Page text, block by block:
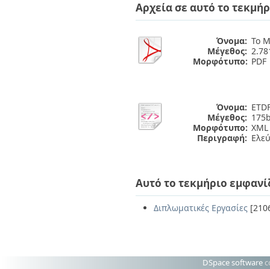
Αρχεία σε αυτό το
Όνομα: Το
Μέγεθος:
Μορφότυπο: PDF
Όνομα:
Μέγεθος:
Μορφότυπο: XML
Περιγραφή:
Αυτό το τεκμήριο
Διπλωματικές Εργασίες
DSpace software